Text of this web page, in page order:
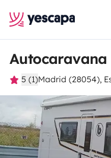
Autocaravana
5 (1)Madrid (28054),